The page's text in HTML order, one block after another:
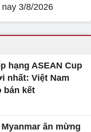
3/8/2026
hạng ASEAN Cup
nhất: Việt Nam
bán kết
ăn mừng